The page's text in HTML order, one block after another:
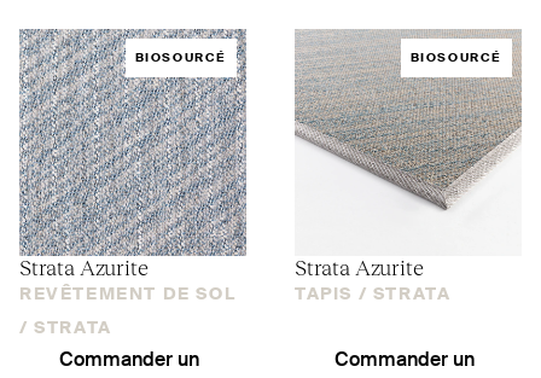
BIOSOURCÉ
Strata Azurite
REVÊTEMENT DE SOL
/ STRATA
Commander un
BIOSOURCÉ
Strata Azurite
TAPIS / STRATA
Commander un